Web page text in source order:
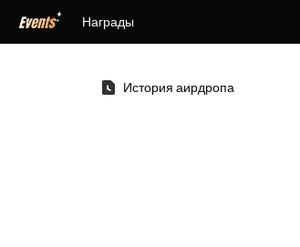
Награды
История аирдропа